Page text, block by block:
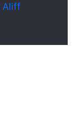
Aliff